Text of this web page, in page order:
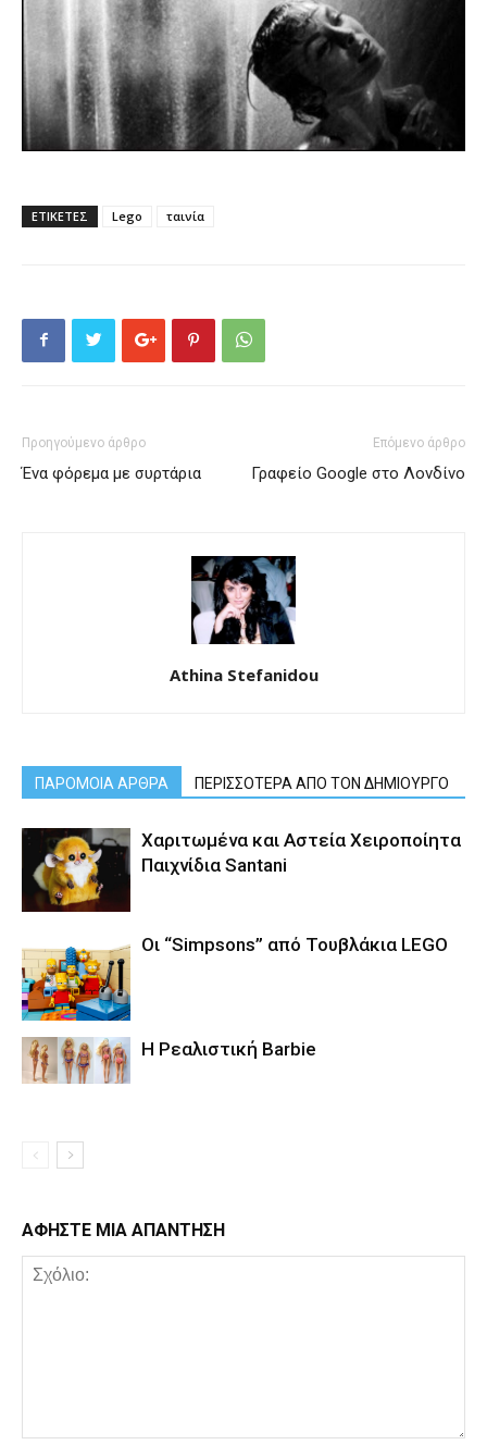
ΕΤΙΚΕΤΕΣ Lego ταινία
Προηγούμενο άρθρο
Ένα φόρεμα με συρτάρια
Επόμενο άρθρο
Γραφείο Google στο Λονδίνο
Athina Stefanidou
ΠΑΡΟΜΟΙΑ ΑΡΘΡΑ ΠΕΡΙΣΣΟΤΕΡΑ ΑΠΟ ΤΟΝ ΔΗΜΙΟΥΡΓΟ
Χαριτωμένα και Αστεία Χειροποίητα
Παιχνίδια Santani
Οι “Simpsons” από Τουβλάκια LEGO
Η Ρεαλιστική Barbie
ΑΦΗΣΤΕ ΜΙΑ ΑΠΑΝΤΗΣΗ